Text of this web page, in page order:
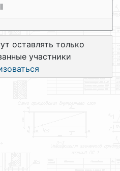
оставлять только
участники